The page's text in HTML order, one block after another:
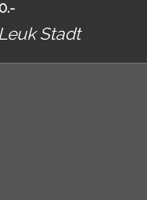
Leuk Stadt